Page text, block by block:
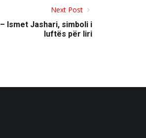
Next Post
Ismet Jashari, simboli i
luftës për liri